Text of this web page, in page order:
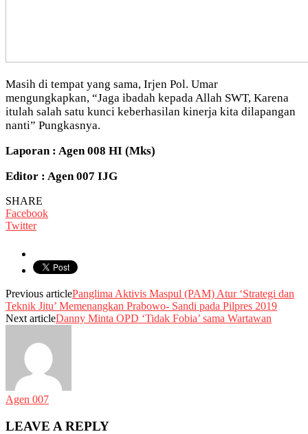
Masih di tempat yang sama, Irjen Pol. Umar
mengungkapkan, “Jaga ibadah kepada Allah SWT, Karena
itulah salah satu kunci keberhasilan kinerja kita dilapangan
nanti” Pungkasnya.
Laporan : Agen 008 HI (Mks)
Editor : Agen 007 IJG
SHARE
Facebook
Twitter
Previous articlePanglima Aktivis Maspul (PAM) Atur ‘Strategi dan
Teknik Jitu’ Memenangkan Prabowo- Sandi pada Pilpres 2019
Next articleDanny Minta OPD ‘Tidak Fobia’ sama Wartawan
Agen 007
LEAVE A REPLY